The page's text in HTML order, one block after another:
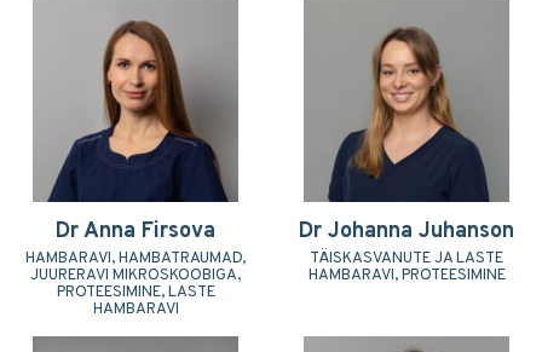
Dr Anna Firsova
HAMBARAVI, HAMBATRAUMAD,
JUURERAVI MIKROSKOOBIGA,
PROTEESIMINE, LASTE
HAMBARAVI
Dr Johanna Juhanson
TÄISKASVANUTE JA LASTE
HAMBARAVI, PROTEESIMINE